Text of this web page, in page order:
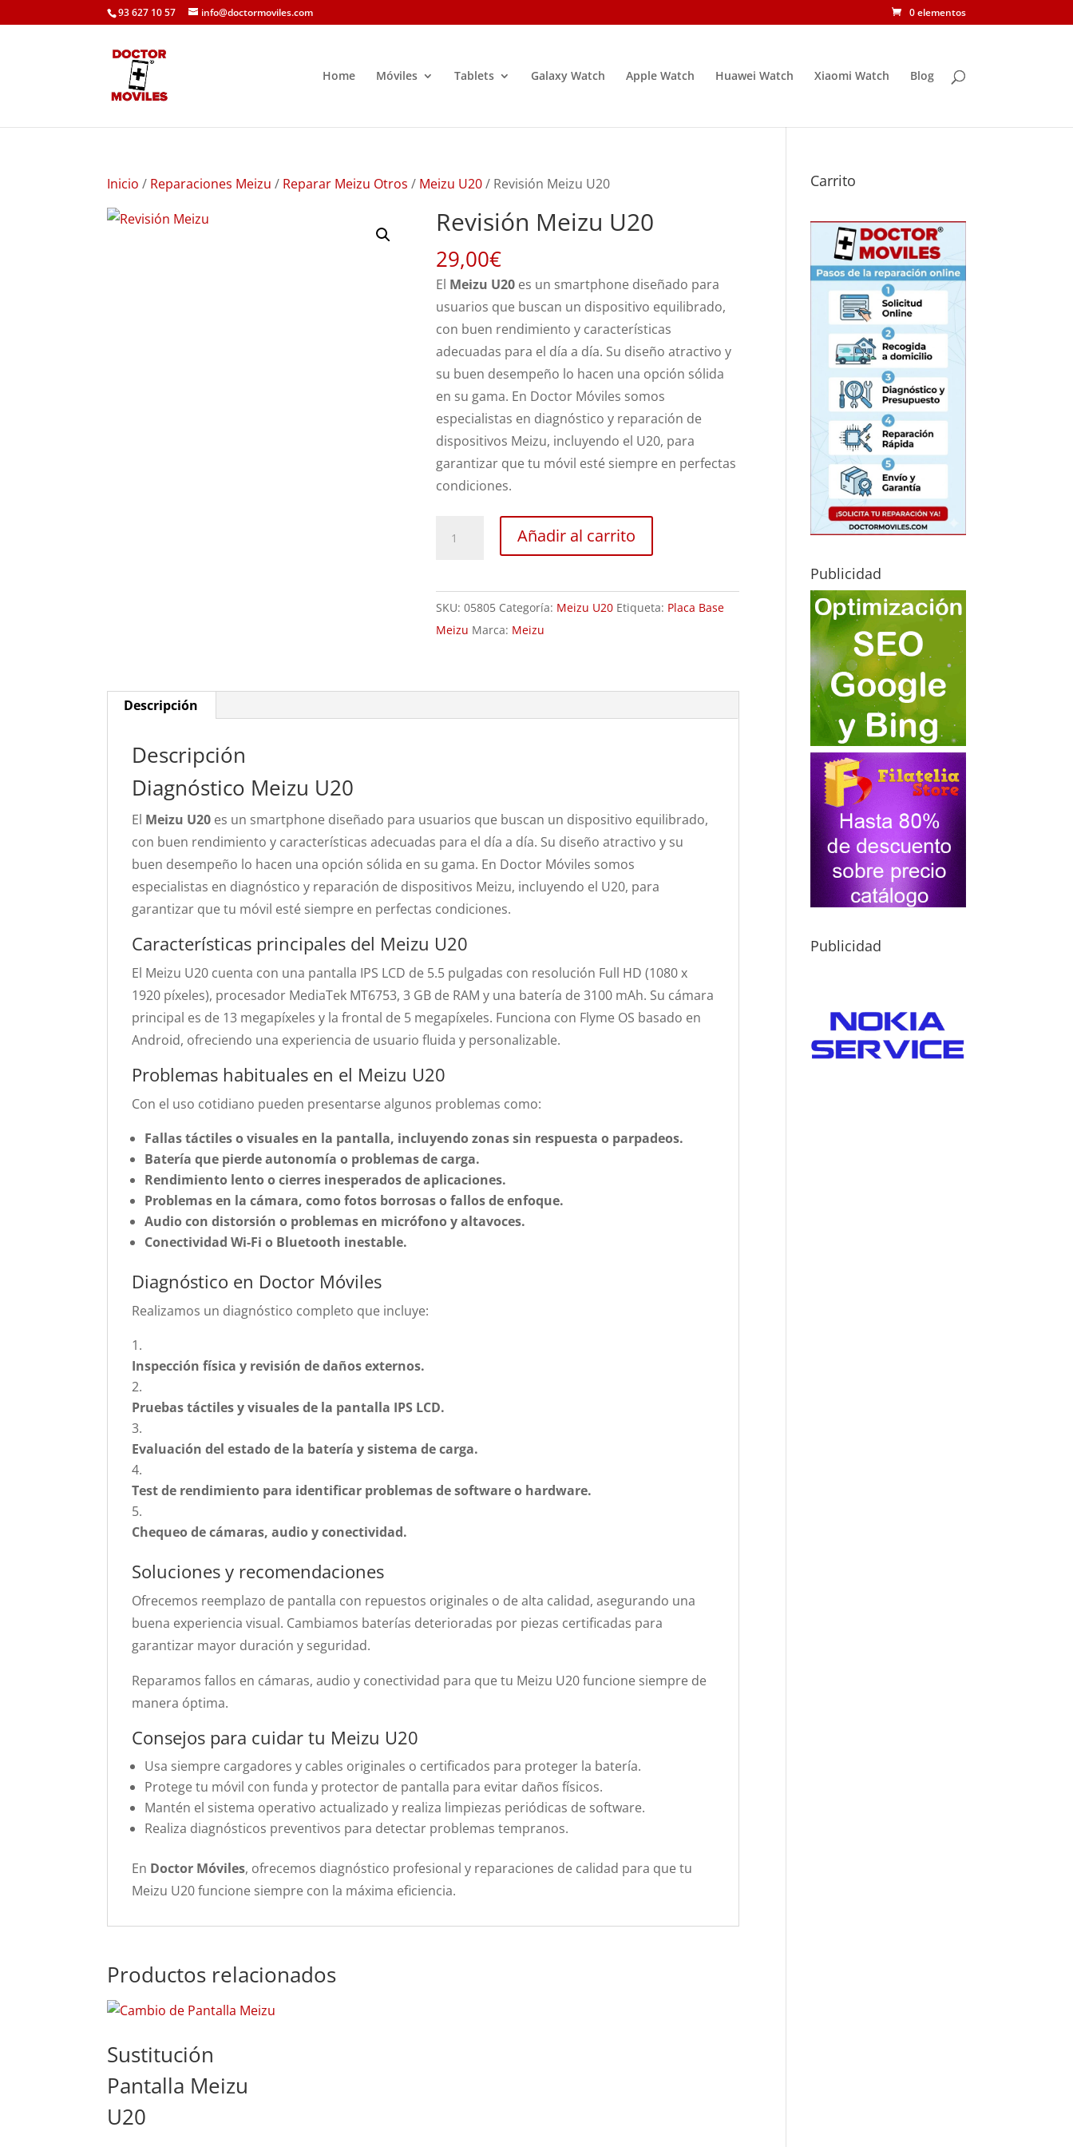
93 627 10 57 info@doctormoviles.com 0 elementos
Home Móviles Tablets Galaxy Watch Apple Watch Huawei Watch Xiaomi Watch Blog
Inicio / Reparaciones Meizu / Reparar Meizu Otros / Meizu U20/ Revisión Meizu U20
Revisión Meizu U20
29,00€
El Meizu U20 es un smartphone diseñado para
usuarios que buscan un dispositivo equilibrado,
con buen rendimiento y características
adecuadas para el día a día. Su diseño atractivo y
su buen desempeño lo hacen una opción sólida
en su gama. En Doctor Móviles somos
especialistas en diagnóstico y reparación de
dispositivos Meizu, incluyendo el U20, para
garantizar que tu móvil esté siempre en perfectas
condiciones.
cantidad
Añadir al carrito
SKU:05805 Categoría: Meizu U20 Etiqueta: Placa Base
Meizu Marca: Meizu
Descripción
Descripción
Diagnóstico Meizu U20
El Meizu U20 es un smartphone diseñado para usuarios que buscan un dispositivo equilibrado,
con buen rendimiento y características adecuadas para el día a día. Su diseño atractivo y su
buen desempeño lo hacen una opción sólida en su gama. En Doctor Móviles somos
especialistas en diagnóstico y reparación de dispositivos Meizu, incluyendo el U20, para
garantizar que tu móvil esté siempre en perfectas condiciones.
Características principales del Meizu U20
El Meizu U20 cuenta con una pantalla IPS LCD de 5.5 pulgadas con resolución Full HD (1080 x
1920 píxeles), procesador MediaTek MT6753, 3 GB de RAM y una batería de 3100 mAh. Su cámara
principal es de 13 megapíxeles y la frontal de 5 megapíxeles. Funciona con Flyme OS basado en
Android, ofreciendo una experiencia de usuario fluida y personalizable.
Problemas habituales en el Meizu U20
Con el uso cotidiano pueden presentarse algunos problemas como:
Fallas táctiles o visuales en la pantalla, incluyendo zonas sin respuesta o parpadeos.
Batería que pierde autonomía o problemas de carga.
Rendimiento lento o cierres inesperados de aplicaciones.
Problemas en la cámara, como fotos borrosas o fallos de enfoque.
Audio con distorsión o problemas en micrófono y altavoces.
Conectividad Wi-Fi o Bluetooth inestable.
Diagnóstico en Doctor Móviles
Realizamos un diagnóstico completo que incluye:
Inspección física y revisión de daños externos.
Pruebas táctiles y visuales de la pantalla IPS LCD.
Evaluación del estado de la batería y sistema de carga.
Test de rendimiento para identificar problemas de software o hardware.
Chequeo de cámaras, audio y conectividad.
Soluciones y recomendaciones
Ofrecemos reemplazo de pantalla con repuestos originales o de alta calidad, asegurando una
buena experiencia visual. Cambiamos baterías deterioradas por piezas certificadas para
garantizar mayor duración y seguridad.
Reparamos fallos en cámaras, audio y conectividad para que tu Meizu U20 funcione siempre de
manera óptima.
Consejos para cuidar tu Meizu U20
Usa siempre cargadores y cables originales o certificados para proteger la batería.
Protege tu móvil con funda y protector de pantalla para evitar daños físicos.
Mantén el sistema operativo actualizado y realiza limpiezas periódicas de software.
Realiza diagnósticos preventivos para detectar problemas tempranos.
En Doctor Móviles, ofrecemos diagnóstico profesional y reparaciones de calidad para que tu
Meizu U20 funcione siempre con la máxima eficiencia.
Productos relacionados
Sustitución
Pantalla Meizu
U20
Carrito
Publicidad
Publicidad